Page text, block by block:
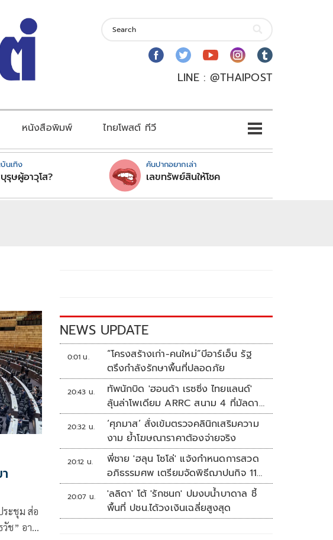
LINE : @THAIPOST
หนังสือพิมพ์ ไทยโพสต์ ทีวี
นเทิง
รุษผู้อาวุโส?
คันปากอยากเล่า
เลขทรัพย์สินให้โชค
ะชุม ส่อ
ช” อาจ
NEWS UPDATE
0:01 น.
“โครงสร้างเก่า-คนใหม่”บีอาร์เอ็น รัฐ
ตรึงกำลังรักษาพื้นที่ปลอดภัย
20:43 น.
ทัพนักบิด 'ฮอนด้า เรซซิ่ง ไทยแลนด์'
ลุ้นล่าโพเดียม ARRC สนาม 4 ที่มัลดาลิ
กา
20:32 น.
‘ศุภมาส’ สั่งเข้มตรวจคลินิกเสริมความ
งาม ย้ำโฆษณาราคาต้องจ่ายจริง
20:12 น.
พี่ชาย 'ฮลุน โซโล่' แจ้งกำหนดการสวด
อภิธรรมศพ เตรียมจัดพิธีฌาปนกิจ 11
ส.ค.
20:07 น.
'ลลิดา' โต้ 'รักชนก' ปมงบน้ำบาดาล ชี้
พื้นที่ ปชน.ได้วงเงินเฉลี่ยสูงสุด